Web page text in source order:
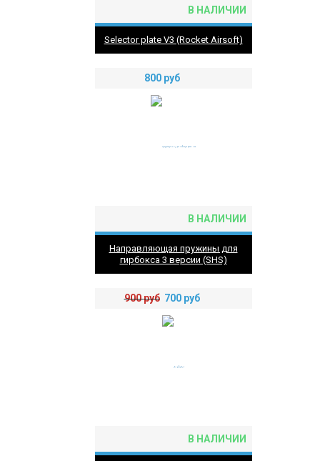
В НАЛИЧИИ
Selector plate V3 (Rocket Airsoft)
800 руб
В НАЛИЧИИ
Направляющая пружины для
гирбокса 3 версии (SHS)
900руб 700 руб
В НАЛИЧИИ